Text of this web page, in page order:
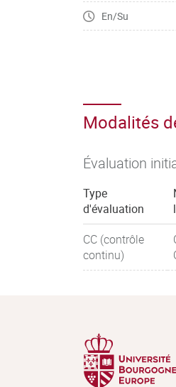
En/Su
Modalités
Évaluation
Type
d'évaluation
CC (contrôle
continu)